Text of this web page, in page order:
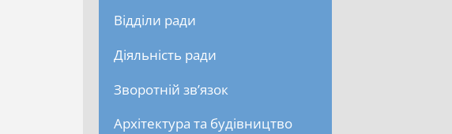
Відділи ради
Діяльність ради
Зворотній зв’язок
Архітектура та будівництво